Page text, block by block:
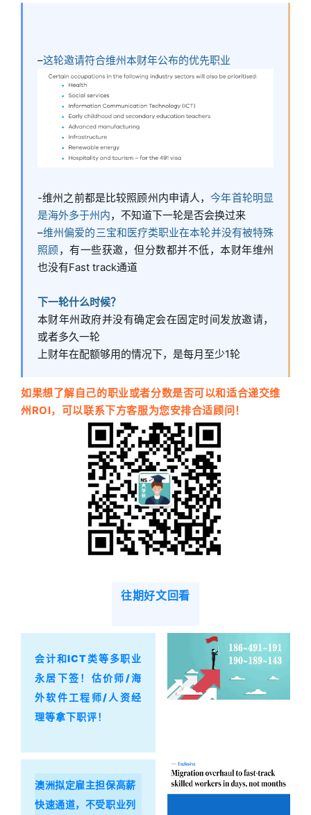
–这轮邀请符合维州本财年公布的优先职业
-维州之前都是比较照顾州内申请人，今年首轮明显
是海外多于州内，不知道下一轮是否会换过来
–维州偏爱的三宝和医疗类职业在本轮并没有被特殊
照顾，有一些获邀，但分数都并不低，本财年维州
也没有Fast track通道
下一轮什么时候？
本财年州政府并没有确定会在固定时间发放邀请，
或者多久一轮
上财年在配额够用的情况下，是每月至少1轮
如果想了解自己的职业或者分数是否可以和适合递交维
州ROI，可以联系下方客服为您安排合适顾问！
往期好文回看
会计和ICT类等多职业
永居下签！估价师/海
外软件工程师/人资经
理等拿下职评！
澳洲拟定雇主担保高薪
快速通道，不受职业列